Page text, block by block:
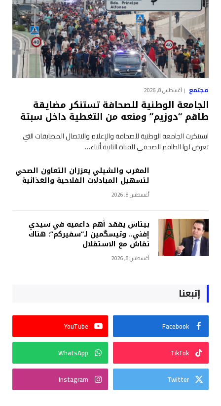
مجتمع أغسطس 8, 2026
الجامعة الوطنية للصحافة تستنكر مضايقة
طاقم “دوزيم” ومنعه من التغطية داخل سبتة
استنكرت الجامعة الوطنية للصحافة والإعلام والاتصال المضايقات التي
تعرض لها الطاقم الصحفي للقناة الثانية أثناء…
المغرب والشيلي يعززان التعاون الصحي
لتسهيل المبادلات الفلاحية والغذائية
أغسطس 8, 2026
بيتاس يفقد أهم داعميه في سيدي
إفني.. وتيسگمين لـ”سفيركم”: هناك
نقاش مع الاستقلال
أغسطس 8, 2026
إتبعنا
Facebook
YouTube
TikTok
WhatsApp
Twitter
Instagram